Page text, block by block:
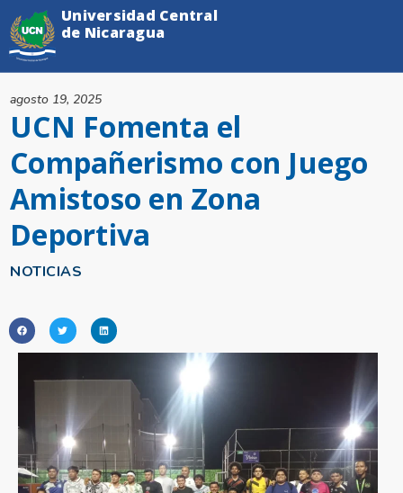
NOTICIAS
UCN Fomenta el
Compañerismo con Juego
Amistoso en Zona
Deportiva
agosto 19, 2025
Universidad Central
de Nicaragua